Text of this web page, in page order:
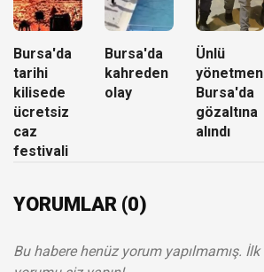
Bursa'da
tarihi
kilisede
ücretsiz
caz
festivali
Bursa'da
kahreden
olay
Ünlü
yönetmen
Bursa'da
gözaltına
alındı
YORUMLAR (0)
Bu habere henüz yorum yapılmamış. İlk